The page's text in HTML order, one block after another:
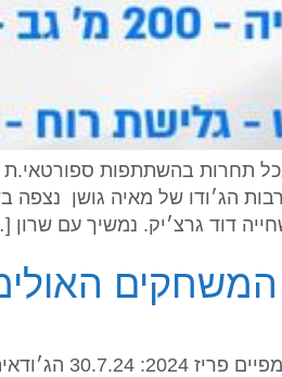
לפי שעון ישראל בכל תחרות
הג׳ודו של מאיה גושן
דוד גרצ׳יק. נמשיך עם שרון